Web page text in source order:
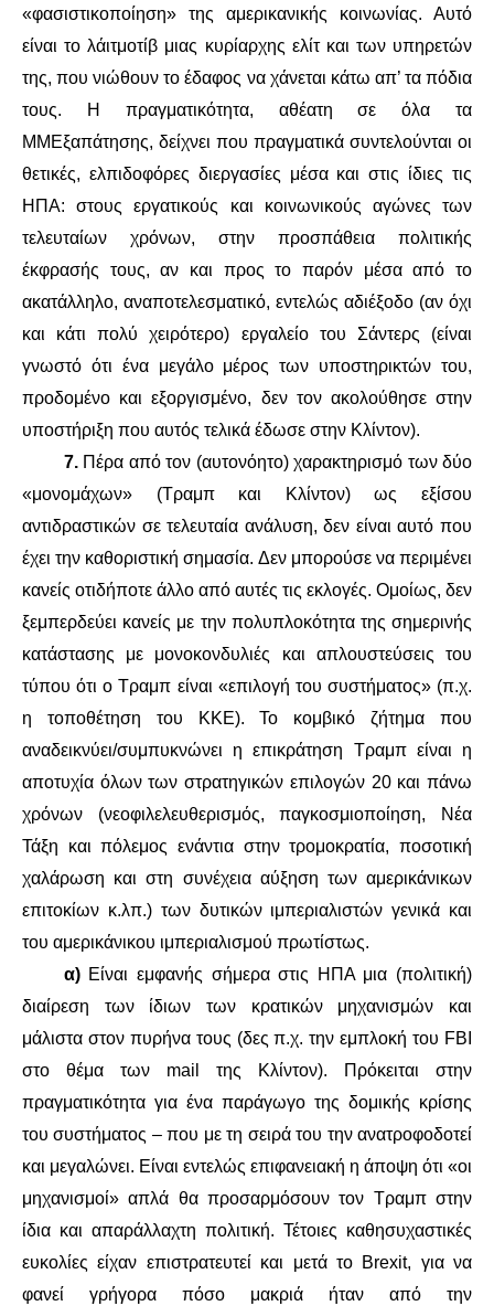
«φασιστικοποίηση» της αμερικανικής κοινωνίας. Αυτό
είναι το λάιτμοτίβ μιας κυρίαρχης ελίτ και των υπηρετών
της, που νιώθουν το έδαφος να χάνεται κάτω απ’ τα πόδια
τους. Η πραγματικότητα, αθέατη σε όλα τα
ΜΜΕξαπάτησης, δείχνει που πραγματικά συντελούνται οι
θετικές, ελπιδοφόρες διεργασίες μέσα και στις ίδιες τις
ΗΠΑ: στους εργατικούς και κοινωνικούς αγώνες των
τελευταίων χρόνων, στην προσπάθεια πολιτικής
έκφρασής τους, αν και προς το παρόν μέσα από το
ακατάλληλο, αναποτελεσματικό, εντελώς αδιέξοδο (αν όχι
και κάτι πολύ χειρότερο) εργαλείο του Σάντερς (είναι
γνωστό ότι ένα μεγάλο μέρος των υποστηρικτών του,
προδομένο και εξοργισμένο, δεν τον ακολούθησε στην
υποστήριξη που αυτός τελικά έδωσε στην Κλίντον).
7.Πέρα από τον (αυτονόητο) χαρακτηρισμό των δύο
«μονομάχων» (Τραμπ και Κλίντον) ως εξίσου
αντιδραστικών σε τελευταία ανάλυση, δεν είναι αυτό που
έχει την καθοριστική σημασία. Δεν μπορούσε να περιμένει
κανείς οτιδήποτε άλλο από αυτές τις εκλογές. Ομοίως, δεν
ξεμπερδεύει κανείς με την πολυπλοκότητα της σημερινής
κατάστασης με μονοκονδυλιές και απλουστεύσεις του
τύπου ότι ο Τραμπ είναι «επιλογή του συστήματος» (π.χ.
η τοποθέτηση του ΚΚΕ). Το κομβικό ζήτημα που
αναδεικνύει/συμπυκνώνει η επικράτηση Τραμπ είναι η
αποτυχία όλων των στρατηγικών επιλογών 20 και πάνω
χρόνων (νεοφιλελευθερισμός, παγκοσμιοποίηση, Νέα
Τάξη και πόλεμος ενάντια στην τρομοκρατία, ποσοτική
χαλάρωση και στη συνέχεια αύξηση των αμερικάνικων
επιτοκίων κ.λπ.) των δυτικών ιμπεριαλιστών γενικά και
του αμερικάνικου ιμπεριαλισμού πρωτίστως.
α)Είναι εμφανής σήμερα στις ΗΠΑ μια (πολιτική)
διαίρεση των ίδιων των κρατικών μηχανισμών και
μάλιστα στον πυρήνα τους (δες π.χ. την εμπλοκή του FBI
στο θέμα των mail της Κλίντον). Πρόκειται στην
πραγματικότητα για ένα παράγωγο της δομικής κρίσης
του συστήματος – που με τη σειρά του την ανατροφοδοτεί
και μεγαλώνει. Είναι εντελώς επιφανειακή η άποψη ότι «οι
μηχανισμοί» απλά θα προσαρμόσουν τον Τραμπ στην
ίδια και απαράλλαχτη πολιτική. Τέτοιες καθησυχαστικές
ευκολίες είχαν επιστρατευτεί και μετά το Brexit, για να
φανεί γρήγορα πόσο μακριά ήταν από την